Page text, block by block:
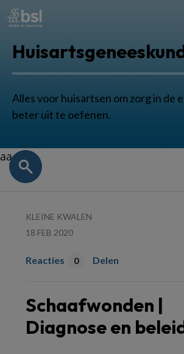
Alles voor huisartsen om zorg in de
beter uit te oefenen.
aa
KLEINE KWALEN
18 FEB 2020
Reacties 0 Delen
Schaafwonden |
Diagnose en